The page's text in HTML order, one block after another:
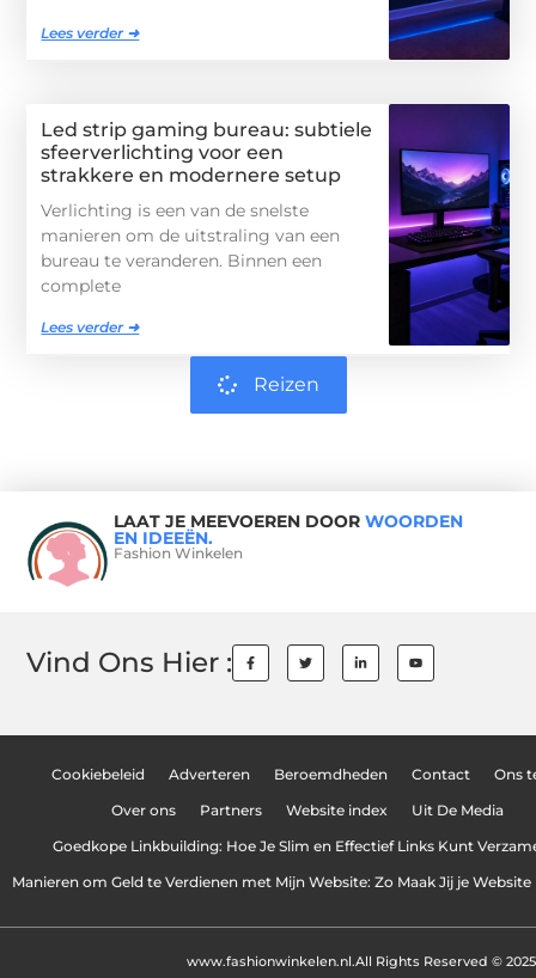
Lees verder ➜
Led strip gaming bureau: subtiele
sfeerverlichting voor een
strakkere en modernere setup
Verlichting is een van de snelste
manieren om de uitstraling van een
bureau te veranderen. Binnen een
complete
Lees verder ➜
Reizen
LAAT JE MEEVOEREN DOOR WOORDEN
EN IDEEËN.
Fashion Winkelen
Vind Ons Hier :
Cookiebeleid Adverteren Beroemdheden Contact Ons
Over ons Partners Website index Uit De Media
Goedkope Linkbuilding: Hoe Je Slim en Effectief Links Kunt
Manieren om Geld te Verdienen met Mijn Website: Zo Maak Jij je Website
All Rights Reserved © 2025
www.fashionwinkelen.nl.